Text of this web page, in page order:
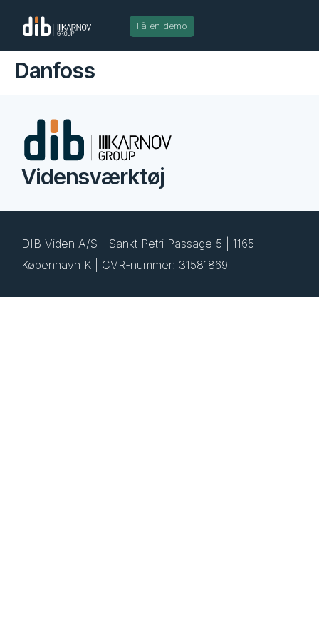
Få en demo
Danfoss
Vidensværktøj
DIB Viden A/S | Sankt Petri Passage 5 | 1165
København K | CVR-nummer: 31581869